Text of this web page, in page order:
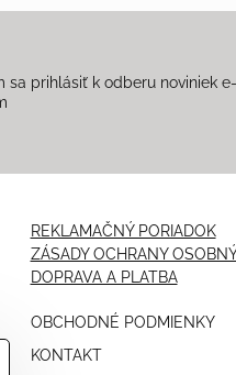
sa prihlásiť k odberu noviniek e-
REKLAMAČNÝ PORIADOK
ZÁSADY OCHRANY
DOPRAVA A PLATBA
OBCHODNÉ PODMIENKY
KONTAKT